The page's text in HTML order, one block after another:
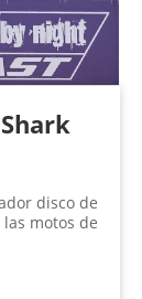
disco de
motos de